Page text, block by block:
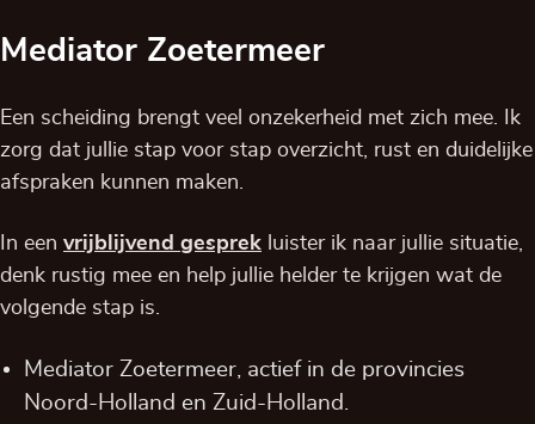
Mediator Zoetermeer
Een scheiding brengt veel onzekerheid met zich mee. Ik
zorg dat jullie stap voor stap overzicht, rust en duidelijke
afspraken kunnen maken.
In een vrijblijvend gesprek luister ik naar jullie situatie,
denk rustig mee en help jullie helder te krijgen wat de
volgende stap is.
Mediator Zoetermeer, actief in de provincies
Noord-Holland en Zuid-Holland.